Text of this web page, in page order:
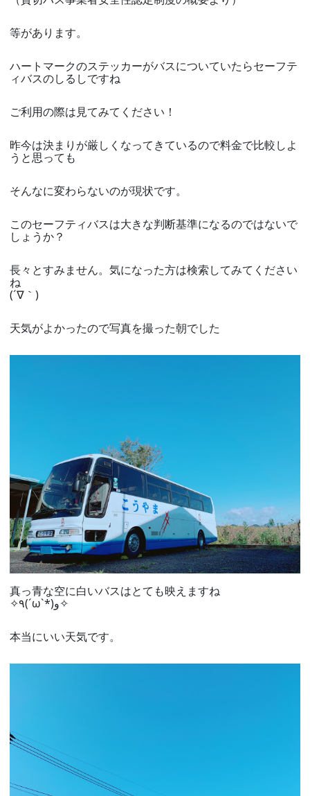
等があります。
ハートマークのステッカーがバスについていたらセーフテ
ィバスのしるしですね
ご利用の際は見てみてください！
昨今は決まりが厳しくなってきているので料金で比較しよ
うと思っても
そんなに変わらないのが現状です。
このセーフティバスは大きな判断基準になるのではないで
しょうか？
長々とすみません。気になった方は検索してみてください
ね
(´∇｀)
天気がよかったので写真を撮った朝でした
真っ青な空に白いバスはとても映えますね
✧٩(ˊωˋ*)و✧
本当にいい天気です。